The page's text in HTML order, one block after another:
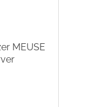
MEUSE